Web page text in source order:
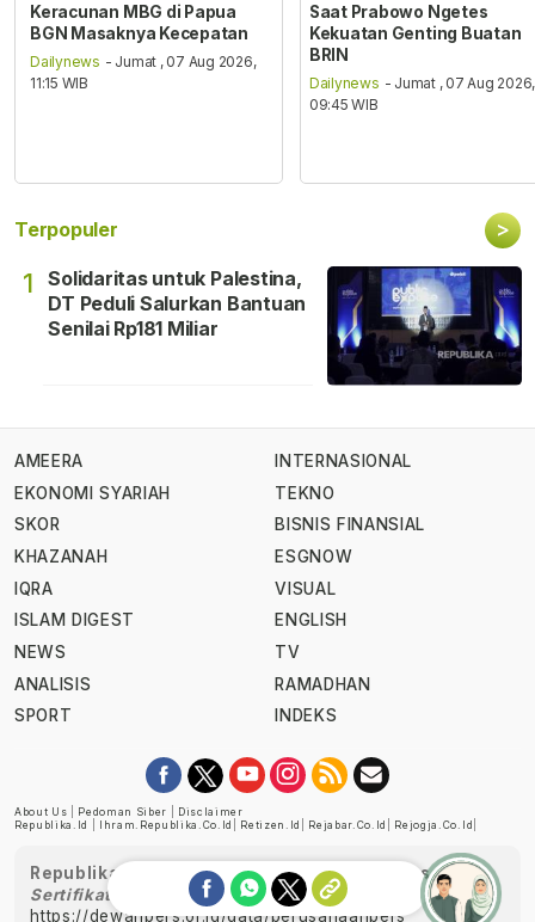
Keracunan MBG di Papua
BGN Masaknya Kecepatan
Dailynews - Jumat , 07 Aug 2026,
11:15 WIB
Saat Prabowo Ngetes
Kekuatan Genting Buatan
BRIN
Dailynews - Jumat , 07 Aug 2026,
09:45 WIB
Terpopuler >
1
Solidaritas untuk Palestina,
DT Peduli Salurkan Bantuan
Senilai Rp181 Miliar
AMEERA
EKONOMI SYARIAH
SKOR
KHAZANAH
IQRA
ISLAM DIGEST
NEWS
ANALISIS
SPORT
INTERNASIONAL
TEKNO
BISNIS FINANSIAL
ESGNOW
VISUAL
ENGLISH
TV
RAMADHAN
INDEKS
About Us Pedoman Siber
Disclaimer
Republika.id
Ihram.republika.co.id Retizen.id Rejabar.co.id Rejogja.co.id
Republika telah diverifikasi oleh Dewan Pers
Sertifikat Nomor 1058/DP-Verifikasi/K/XII/2022
https://dewanpers.or.id/data/perusahaanpers